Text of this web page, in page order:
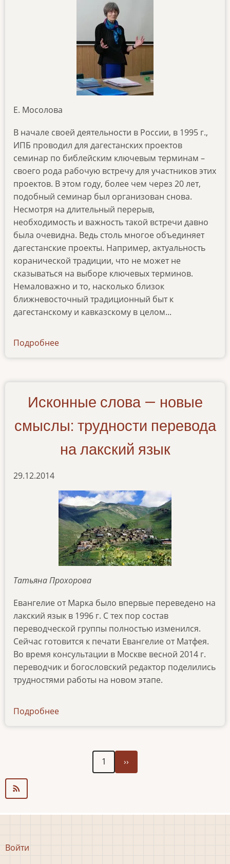
Е. Мосолова
В начале своей деятельности в России, в 1995 г.,
ИПБ проводил для дагестанских проектов
семинар по библейским ключевым терминам –
своего рода рабочую встречу для участников этих
проектов. В этом году, более чем через 20 лет,
подобный семинар был организован снова.
Несмотря на длительный перерыв,
необходимость и важность такой встречи давно
была очевидна. Ведь столь многое объединяет
дагестанские проекты. Например, актуальность
коранической традиции, что не может не
сказываться на выборе ключевых терминов.
Немаловажно и то, насколько близок
ближневосточный традиционный быт к
дагестанскому и кавказскому в целом...
Подробнее
07-
Исконные слова — новые
смыслы: трудности перевода
на лакский язык
29.12.2014
Татьяна Прохорова
Евангелие от Марка было впервые переведено на
лакский язык в 1996 г. С тех пор состав
переводческой группы полностью изменился.
Сейчас готовится к печати Евангелие от Матфея.
Во время консультации в Москве весной 2014 г.
переводчик и богословский редактор поделились
трудностями работы на новом этапе.
Подробнее
страниц
1
страница
››
Меню
Войти